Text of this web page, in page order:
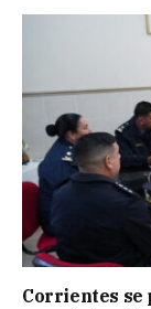
Corrientes se